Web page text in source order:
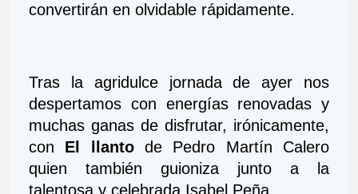
convertirán en olvidable rápidamente.
Tras la agridulce jornada de ayer nos
despertamos con energías renovadas y
muchas ganas de disfrutar, irónicamente,
con El llanto de Pedro Martín Calero
quien también guioniza junto a la
talentosa y celebrada Isabel Peña.